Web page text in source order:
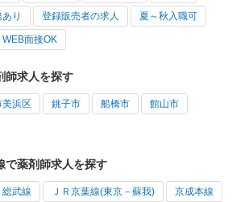
り 登録販売者の求人 夏～秋入職可
WEB面接OK
師求人を探す
浜区 銚子市 船橋市 館山市
で薬剤師求人を探す
総武線 ＪＲ京葉線(東京－蘇我) 京成本線